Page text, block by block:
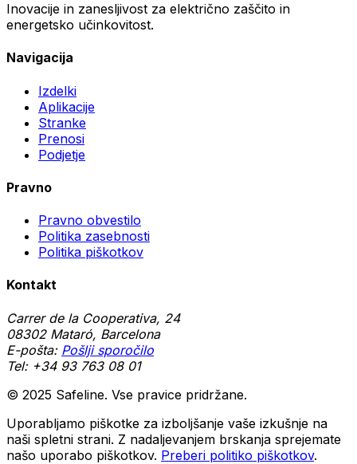
Inovacije in zanesljivost za električno zaščito in
energetsko učinkovitost.
Navigacija
Izdelki
Aplikacije
Stranke
Prenosi
Podjetje
Pravno
Pravno obvestilo
Politika zasebnosti
Politika piškotkov
Kontakt
Carrer de la Cooperativa, 24
08302 Mataró, Barcelona
E-pošta: Pošlji sporočilo
Tel:+34 93 763 08 01
© 2025 Safeline. Vse pravice pridržane.
Uporabljamo piškotke za izboljšanje vaše izkušnje na
naši spletni strani. Z nadaljevanjem brskanja sprejemate
našo uporabo piškotkov. Preberi politiko piškotkov.